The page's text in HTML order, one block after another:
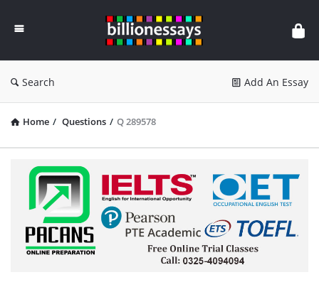
Essays
Search Add An Essay
Home / Questions / Q 289578